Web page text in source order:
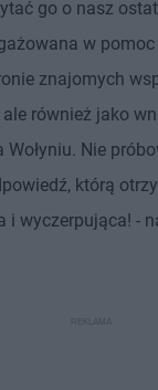
go o nasz
w pomoc
znajomych
również jako
Wołyniu. Nie
którą
i wyczerpująca! -